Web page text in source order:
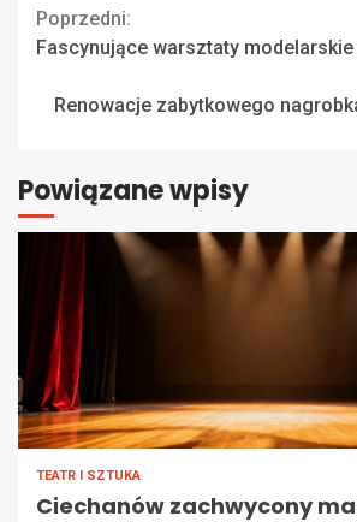
Continue
Reading
Poprzedni:
Fascynujące warsztaty
Renowacje zabytkowego
Powiązane wpisy
TEATR I SZTUKA
Ciechanów zachwycony